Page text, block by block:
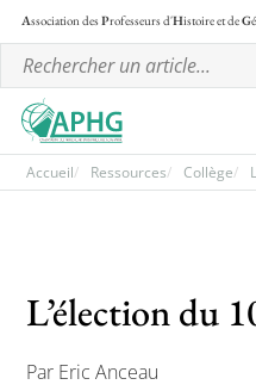
Association desProfesseurs d'Histoire et deG
Les
Accueil Ressources Collège
L’élection du
Par Eric Anceau